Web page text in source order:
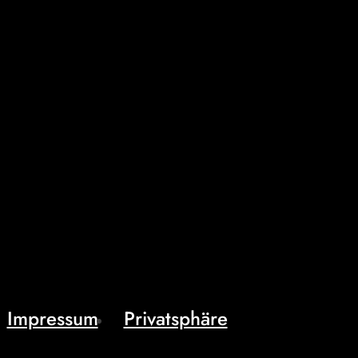
Impressum Privatsphäre